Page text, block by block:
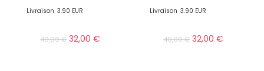
Livraison 3.90 EUR
49,00€ 32,00€
Livraison 3.90 EUR
49,00€ 32,00€